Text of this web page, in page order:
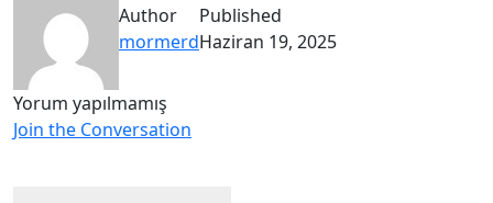
Author
mormerd
Published
Haziran 19, 2025
Yorum yapılmamış
Join the Conversation